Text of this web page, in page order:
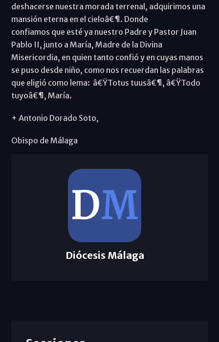
deshacerse nuestra morada terrenal, adquirimos una
mansión eterna en el cieloâ€¶. Donde
confiamos que esté ya nuestro Padre y Pastor Juan
Pablo II, junto a María, Madre de la Divina
Misericordia, en quien tanto confió y en cuyas manos
se puso desde niño, como nos recuerdan las palabras
que eligió como lema: â€ŸTotus tuusâ€¶, â€ŸTodo
tuyoâ€¶, María.
+ Antonio Dorado Soto,
Obispo de Málaga
Diócesis Málaga